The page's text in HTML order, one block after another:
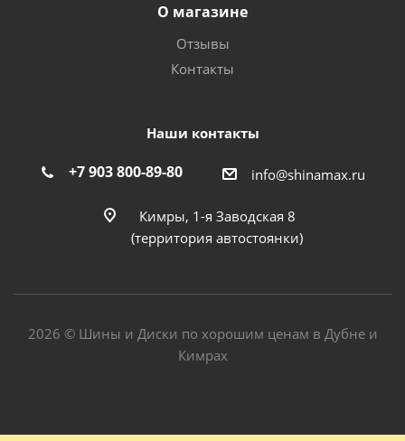
О магазине
Отзывы
Контакты
Наши контакты
+7 903 800-89-80 info@shinamax.ru
Кимры, 1-я Заводская 8
(территория автостоянки)
2026 © Шины и Диски по хорошим ценам в Дубне и
Кимрах